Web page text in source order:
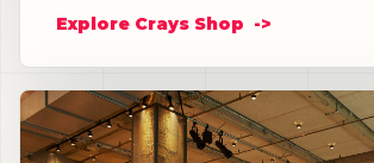
Explore Crays Shop